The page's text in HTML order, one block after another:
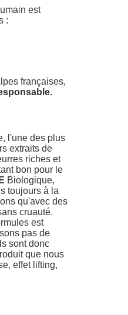
est
:
françaises,
l'une des plus
extraits de
riches et
bon pour le
Biologique,
toujours à la
qu'avec des
cruauté.
est
pas de
sont donc
que nous
effet lifting,